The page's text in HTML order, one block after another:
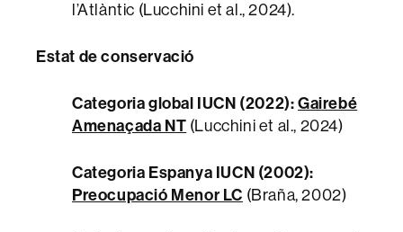
l’Atlàntic (Lucchini et al., 2024).
Estat de conservació
Categoria global IUCN (2022):Gairebé
Amenaçada NT (Lucchini et al., 2024)
Categoria Espanya IUCN (2002):
Preocupació Menor LC (Braña, 2002)